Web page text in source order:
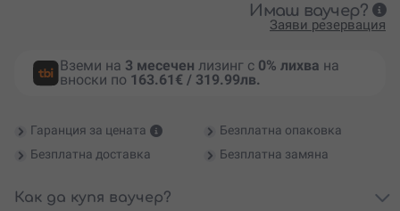
Имаш ваучер?
Заяви резервация
Вземи на 3 месечен лизинг с 0% лихва на
вноски по 163.61€ / 319.99лв.
Гаранция за цената
Безплатна опаковка
Безплатна доставка
Безплатна замяна
Как да купя ваучер?